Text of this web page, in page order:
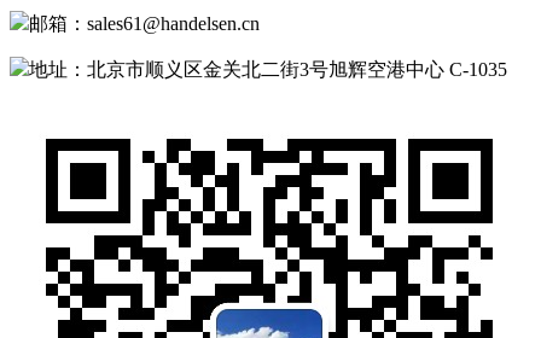
邮箱：sales61@handelsen.cn
地址：北京市顺义区金关北二街3号旭辉空港中心 C-1035